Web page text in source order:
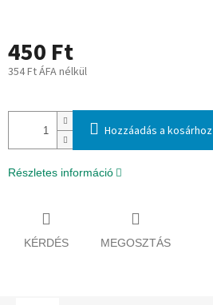
450 Ft
354 Ft ÁFA nélkül
Hozzáadás a kosárhoz
Részletes információ
KÉRDÉS MEGOSZTÁS